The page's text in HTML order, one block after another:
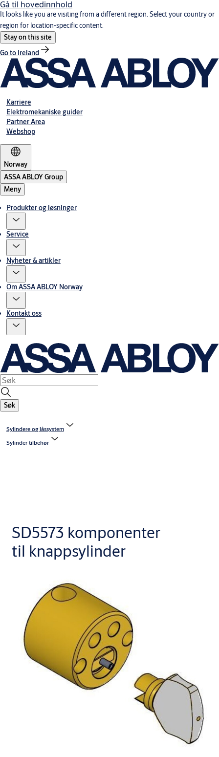
Gå til hovedinnhold
It looks like you are visiting from a different region. Select your country or
region for location-specific content.
Stay on this site
Go to Ireland
Karriere
Elektromekaniske guider
Partner Area
Webshop
Norway
ASSA ABLOY Group
Meny
Produkter og løsninger
Service
Nyheter & artikler
Om ASSA ABLOY Norway
Kontakt oss
Søk
Sylindere og låssystem
Sylinder tilbehør
SD5573 komponenter
til knappsylinder